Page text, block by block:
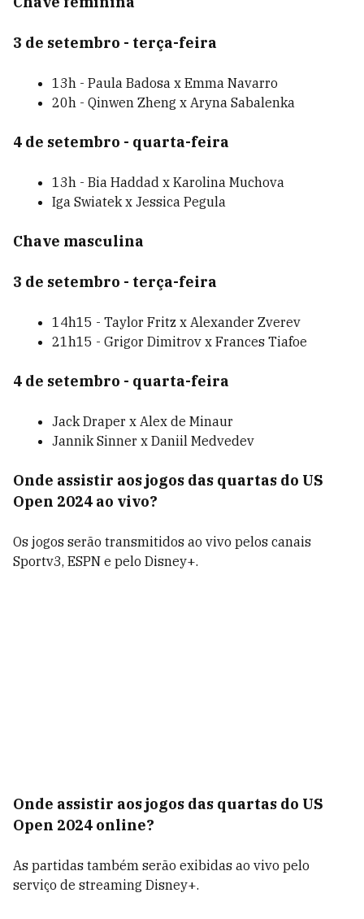
3 de setembro - terça-feira
13h - Paula Badosa x Emma Navarro
20h - Qinwen Zheng x Aryna Sabalenka
4 de setembro - quarta-feira
13h - Bia Haddad x Karolina Muchova
Iga Swiatek x Jessica Pegula
Chave masculina
3 de setembro - terça-feira
14h15 - Taylor Fritz x Alexander Zverev
21h15 - Grigor Dimitrov x Frances Tiafoe
4 de setembro - quarta-feira
Jack Draper x Alex de Minaur
Jannik Sinner x Daniil Medvedev
Onde assistir aos jogos das quartas do US
Open 2024 ao vivo?
Os jogos serão transmitidos ao vivo pelos canais
Sportv3, ESPN e pelo Disney+.
Onde assistir aos jogos das quartas do US
Open 2024 online?
As partidas também serão exibidas ao vivo pelo
serviço de streaming Disney+.